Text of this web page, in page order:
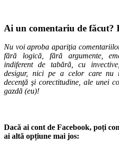
Ai un comentariu de făcut?
Nu voi aproba apariţia
fără logică, fără argumente,
indiferent de tabără, cu
desigur, nici pe a celor care nu
decenţă şi corectitudine, ale unei
gazdă (eu)!
Dacă ai cont de Facebook, poți
ai altă opțiune mai jos: